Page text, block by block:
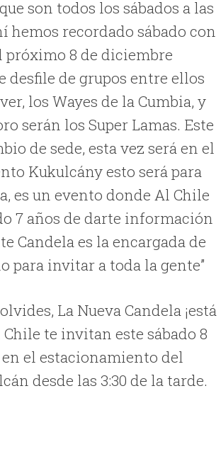
son todos los sábados a las
hemos recordado sábado con
próximo 8 de diciembre
desfile de grupos entre ellos
los Wayes de la Cumbia, y
serán los Super Lamas. Este
de sede, esta vez será en el
Kukulcány esto será para
es un evento donde Al Chile
7 años de darte información
Candela es la encargada de
para invitar a toda la gente”
La Nueva Candela ¡está
te invitan este sábado 8
el estacionamiento del
desde las 3:30 de la tarde.